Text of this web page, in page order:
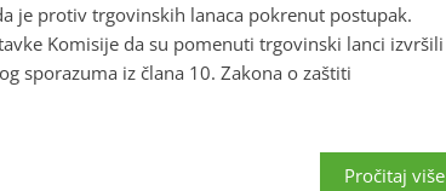
je protiv trgovinskih lanaca pokrenut postupak.
Komisije da su pomenuti trgovinski lanci izvršili
sporazuma iz člana 10. Zakona o zaštiti
Pročitaj više